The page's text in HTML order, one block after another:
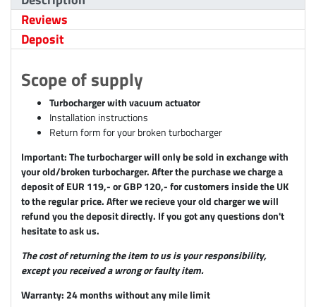
Reviews
Deposit
Scope of supply
Turbocharger with vacuum actuator
Installation instructions
Return form for your broken turbocharger
Important: The turbocharger will only be sold in exchange with
your old/broken turbocharger. After the purchase we charge a
deposit of EUR 119,- or GBP 120,- for customers inside the UK
to the regular price. After we recieve your old charger we will
refund you the deposit directly. If you got any questions don't
hesitate to ask us.
The cost of returning the item to us is your responsibility,
except you received a wrong or faulty item.
Warranty: 24 months without any mile limit